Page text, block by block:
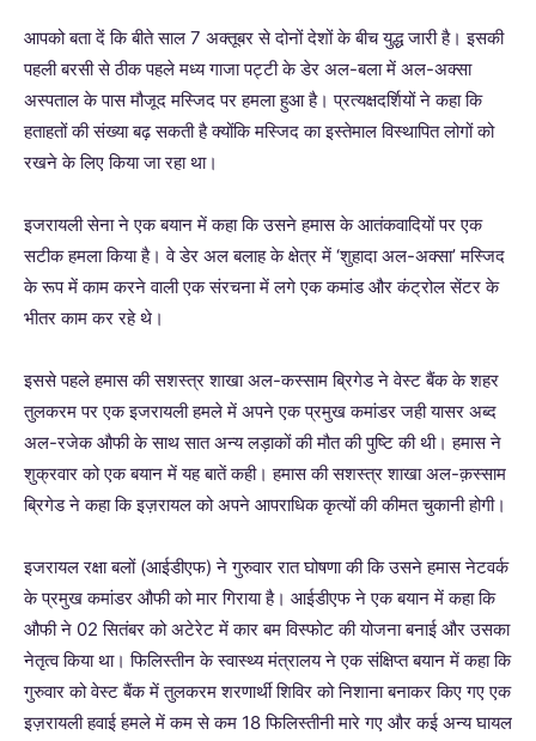
आपको बता दें कि बीते साल 7 अक्तूबर से दोनों देशों के बीच युद्ध जारी है। इसकी
पहली बरसी से ठीक पहले मध्य गाजा पट्टी के डेर अल-बला में अल-अक्सा
अस्पताल के पास मौजूद मस्जिद पर हमला हुआ है। प्रत्यक्षदर्शियों ने कहा कि
हताहतों की संख्या बढ़ सकती है क्योंकि मस्जिद का इस्तेमाल विस्थापित लोगों को
रखने के लिए किया जा रहा था।
इजरायली सेना ने एक बयान में कहा कि उसने हमास के आतंकवादियों पर एक
सटीक हमला किया है। वे डेर अल बलाह के क्षेत्र में ‘शुहादा अल-अक्सा’ मस्जिद
के रूप में काम करने वाली एक संरचना में लगे एक कमांड और कंट्रोल सेंटर के
भीतर काम कर रहे थे।
इससे पहले हमास की सशस्त्र शाखा अल-कस्साम ब्रिगेड ने वेस्ट बैंक के शहर
तुलकरम पर एक इजरायली हमले में अपने एक प्रमुख कमांडर जही यासर अब्द
अल-रजेक औफी के साथ सात अन्य लड़ाकों की मौत की पुष्टि की थी। हमास ने
शुक्रवार को एक बयान में यह बातें कही। हमास की सशस्त्र शाखा अल-क़स्साम
ब्रिगेड ने कहा कि इज़रायल को अपने आपराधिक कृत्यों की कीमत चुकानी होगी।
इजरायल रक्षा बलों (आईडीएफ) ने गुरुवार रात घोषणा की कि उसने हमास नेटवर्क
के प्रमुख कमांडर औफी को मार गिराया है। आईडीएफ ने एक बयान में कहा कि
औफी ने 02 सितंबर को अटेरेट में कार बम विस्फोट की योजना बनाई और उसका
नेतृत्व किया था। फिलिस्तीन के स्वास्थ्य मंत्रालय ने एक संक्षिप्त बयान में कहा कि
गुरुवार को वेस्ट बैंक में तुलकरम शरणार्थी शिविर को निशाना बनाकर किए गए एक
इज़रायली हवाई हमले में कम से कम 18 फिलिस्तीनी मारे गए और कई अन्य घायल